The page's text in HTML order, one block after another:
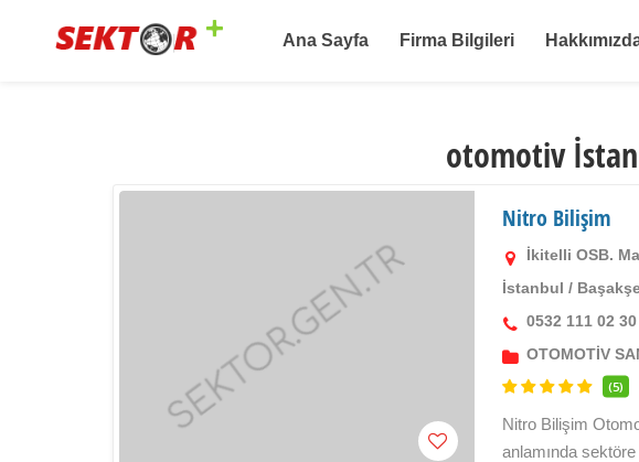
Ana Sayfa Firma Bilgileri
otomotiv
Nitro Bilişim
İkitelli OSB.
İstanbul /
0532 111 02 30
OTOMOTİV
(5)
Nitro Bilişim
anlamında sektöre